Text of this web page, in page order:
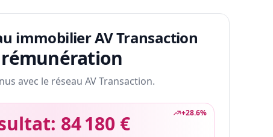
immobilier AV Transaction
avec le réseau AV Transaction.
+28.6%
84 180 €